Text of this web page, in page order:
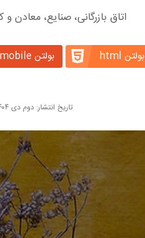
اتاق بازرگانی، صنایع، معادن
بولتن html بولتن mobile
تاریخ انتشار: دوم دی ۱۴۰۴ ساعت ۰۹:۲۷